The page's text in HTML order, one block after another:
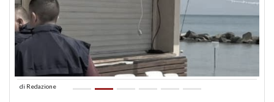
di Redazione